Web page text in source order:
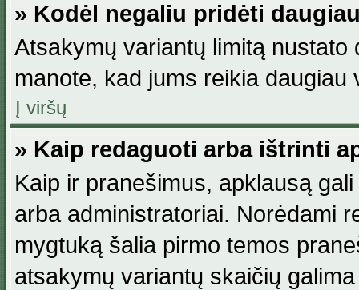
» Kodėl negaliu pridėti
Atsakymų variantų limitą
manote, kad jums reikia daugiau
Į viršų
» Kaip redaguoti arba ištrinti
Kaip ir pranešimus, apklausą
arba administratoriai. Norėdami
mygtuką šalia pirmo temos
atsakymų variantų skaičių